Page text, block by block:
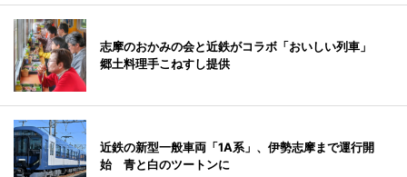
志摩のおかみの会と近鉄がコラボ「おいしい列車」
郷土料理手こねすし提供
近鉄の新型一般車両「1A系」、伊勢志摩まで運行開
始 青と白のツートンに